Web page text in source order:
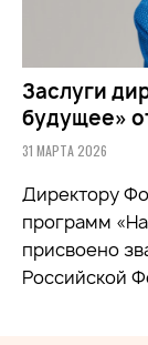
Заслуги
будущее»
31 МАРТА 2026
Директору
программ
присвоено
Российской